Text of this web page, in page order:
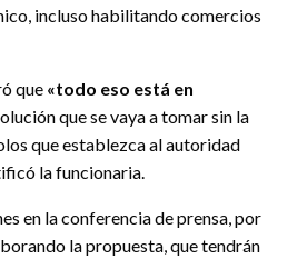
incluso habilitando comercios
que «todo eso está en
que se vaya a tomar sin la
que establezca al autoridad
la funcionaria.
en la conferencia de prensa, por
la propuesta, que tendrán